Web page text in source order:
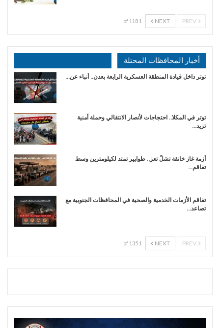
NEXT
1 of 118
أخبار المحافظات المحتلة
توتر داخل قيادة المنطقة العسكرية الرابعة بعدن.. أنباء عن…
توتر في المكلا.. احتجاجات لأنصار الانتقالي وحملة أمنية
تزيد…
أزمة غاز خانقة تشلّ تعز.. طوابير تمتد لكيلومترين وسط
تفاقم…
تفاقم الأزمات الخدمية والصحية في المحافظات الجنوبية مع
تصاعد…
NEXT
1 of 135